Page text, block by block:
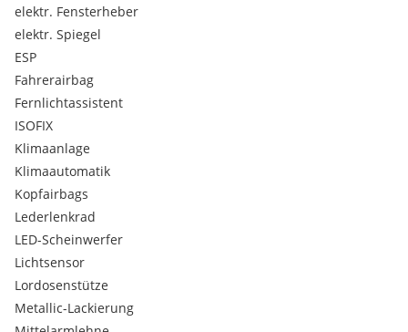
F58 Spiegel in Fahrer-Sonnenblende
F61 Innenspiegel
F79 Ablagefach auf Instrumententafel
FC5 Frontscheibe wärmedämmend
FE3 Fensterheber vorn elektr. m. Komfortbedienfunktion
FG1 Armlehne mit Staufach
FG5 Tasche an Fahrer- und Beifahrerrückenlehne
FQ3 Handschuhfach - Beifahrerseite - geschlossen
FX7 Keyless Start
GA2 Getriebe automatisch für Elektroantrieb
H00 Warmluftkanal zum Fahrgastraum
H10 Sitzheizung für Fahrer und Beifahrer
H1K Vorklimatisierung
H20 Wärmedämmendes Glas rundum
H22 Heckscheibe heizbar
HI2 Klimazone 2 (gemässigt)
elektr. Fensterheber
elektr. Spiegel
ESP
Fahrerairbag
Fernlichtassistent
ISOFIX
Klimaanlage
Klimaautomatik
Kopfairbags
Lederlenkrad
LED-Scheinwerfer
Lichtsensor
Lordosenstütze
Metallic-Lackierung